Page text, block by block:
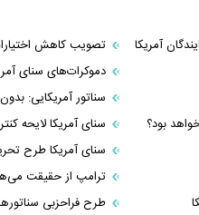
آمریکا
تصویب کاهش
دموکرات‌های سنای
سناتور آمریکایی:
بود؟
سنای آمریکا لایحه
سنای آمریکا طرح
ترامپ از حقیقت
طرح فراحزبی